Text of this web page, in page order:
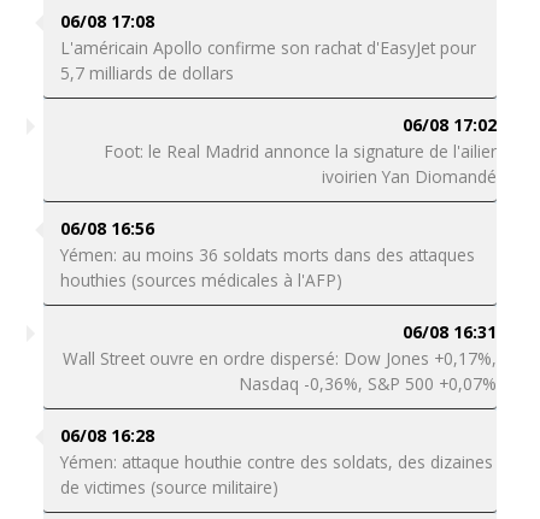
06/08 17:08
L'américain Apollo confirme son rachat d'EasyJet pour
5,7 milliards de dollars
06/08 17:02
Foot: le Real Madrid annonce la signature de l'ailier
ivoirien Yan Diomandé
06/08 16:56
Yémen: au moins 36 soldats morts dans des attaques
houthies (sources médicales à l'AFP)
06/08 16:31
Wall Street ouvre en ordre dispersé: Dow Jones +0,17%,
Nasdaq -0,36%, S&P 500 +0,07%
06/08 16:28
Yémen: attaque houthie contre des soldats, des dizaines
de victimes (source militaire)